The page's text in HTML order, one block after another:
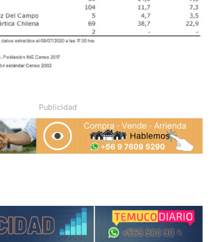
Publicidad